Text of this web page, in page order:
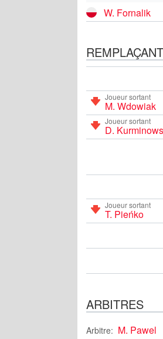
W. Fornalik
Joueur sortant
M. Wdowiak
Joueur sortant
D.
Joueur sortant
T. Pieńko
ARBITRES
Arbitre: M. Pawel